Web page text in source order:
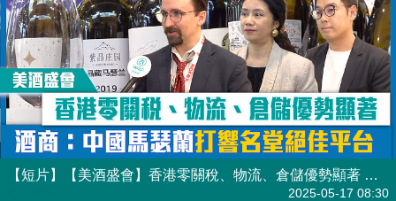
【短片】【美酒盛會】香港零關稅、物流、倉儲優勢顯著 酒商：中國馬瑟蘭打響名堂絕佳平台
2025-05-17 08:30